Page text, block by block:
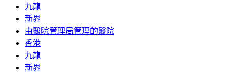
九龍
新界
由醫院管理局管理的醫院
香港
九龍
新界